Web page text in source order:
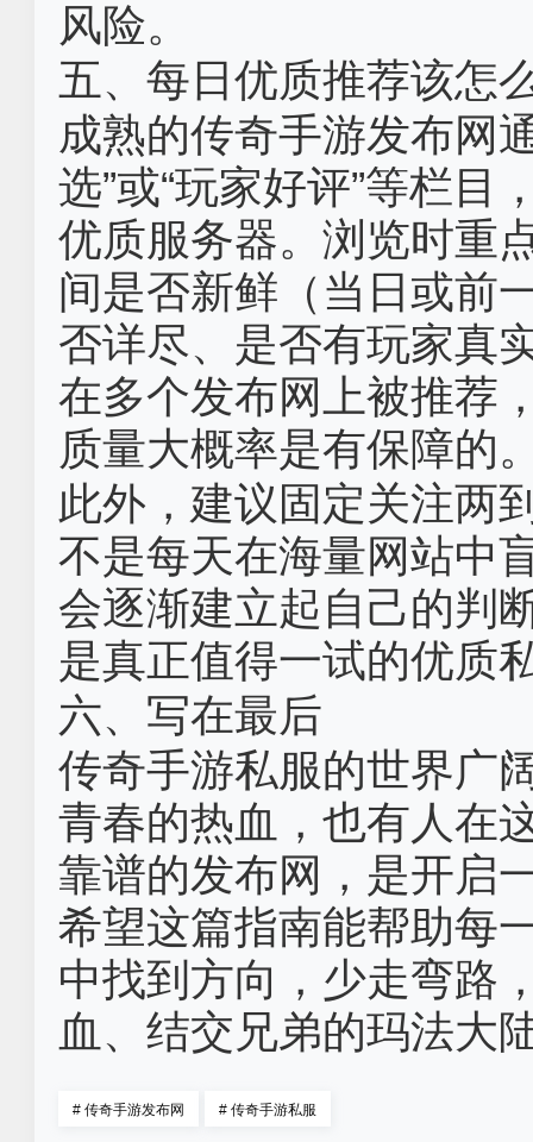
风险。
五、每日优质推荐该怎
成熟的传奇手游发布网
选”或“玩家好评”等栏
优质服务器。浏览时重
间是否新鲜（当日或前
否详尽、是否有玩家真
在多个发布网上被推荐
质量大概率是有保障的
此外，建议固定关注两
不是每天在海量网站中
会逐渐建立起自己的判
是真正值得一试的优质
六、写在最后
传奇手游私服的世界广
青春的热血，也有人在
靠谱的发布网，是开启
希望这篇指南能帮助每
中找到方向，少走弯路
血、结交兄弟的玛法大
# 传奇手游发布网 # 传奇手游私服